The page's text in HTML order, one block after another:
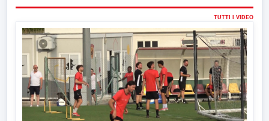
TUTTI I VIDEO